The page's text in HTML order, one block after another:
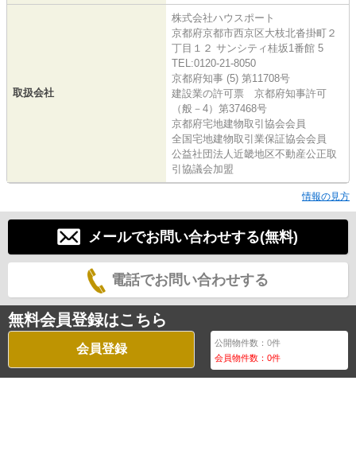
取扱会社
株式会社ハウスポート
京都府京都市西京区大枝北沓掛町２
丁目１２ サンシティ桂坂1番館 5
TEL:0120-21-8050
京都府知事 (5) 第11708号
建設業の許可票 京都府知事許可
（般－4）第37468号
京都府宅地建物取引協会会員
全国宅地建物取引業保証協会会員
公益社団法人近畿地区不動産公正取
引協議会加盟
情報の見方
メールでお問い合わせする(無料)
電話でお問い合わせする
無料会員登録はこちら
会員登録 公開物件数：0件
会員物件数：0件